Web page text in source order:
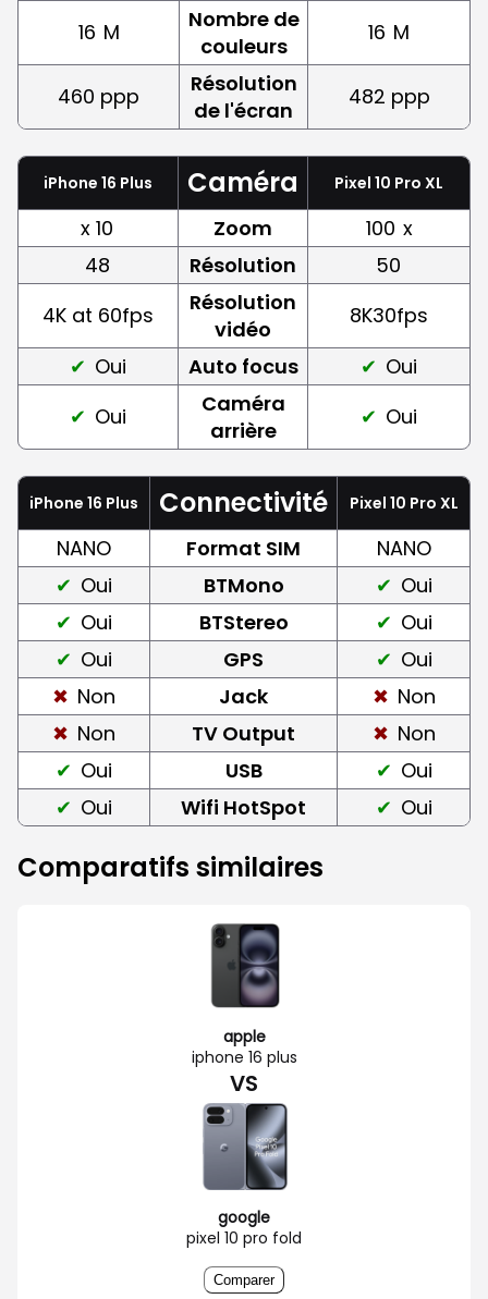
16 M
Nombre de
couleurs
16 M
460 ppp
Résolution
de l'écran
482 ppp
iPhone 16 Plus Caméra Pixel 10 Pro XL
x 10 Zoom 100 x
48
Résolution
50
4K at 60fps
Résolution
vidéo
8K30fps
Oui
Auto focus
Oui
Oui
Caméra
arrière
Oui
iPhone 16 Plus Connectivité Pixel 10 Pro XL
NANO Format SIM
NANO
Oui
BTMono
Oui
Oui
BTStereo
Oui
Oui
GPS
Oui
Non
Jack
Non
Non
TV Output
Non
Oui
USB
Oui
Oui
Wifi HotSpot Oui
Comparatifs similaires
apple
iphone 16 plus
VS
google
pixel 10 pro fold
Comparer